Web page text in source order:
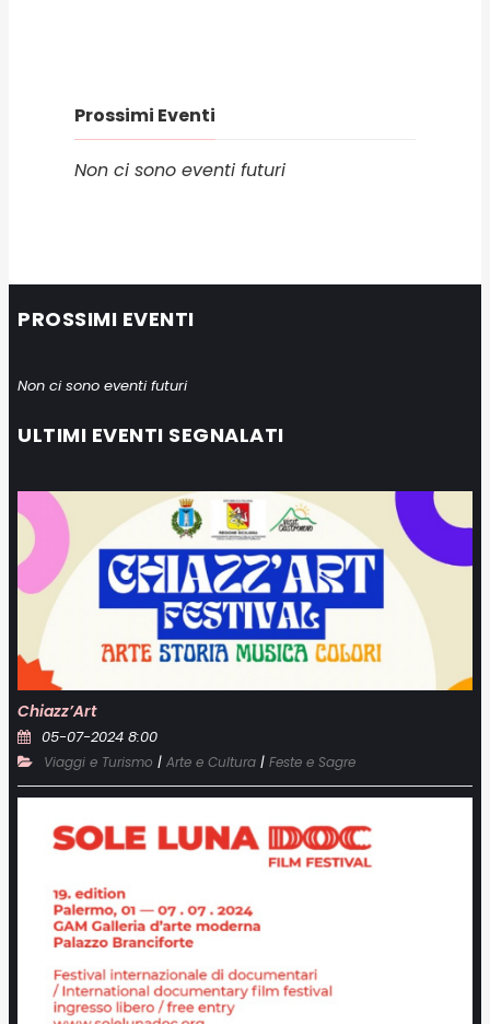
Prossimi Eventi
Non ci sono eventi futuri
PROSSIMI EVENTI
Non ci sono eventi futuri
ULTIMI EVENTI SEGNALATI
Chiazz’Art
05-07-2024 8:00
Viaggi e Turismo | Arte e Cultura | Feste e Sagre